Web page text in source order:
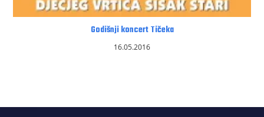
Godišnji koncert Tičeka
16.05.2016